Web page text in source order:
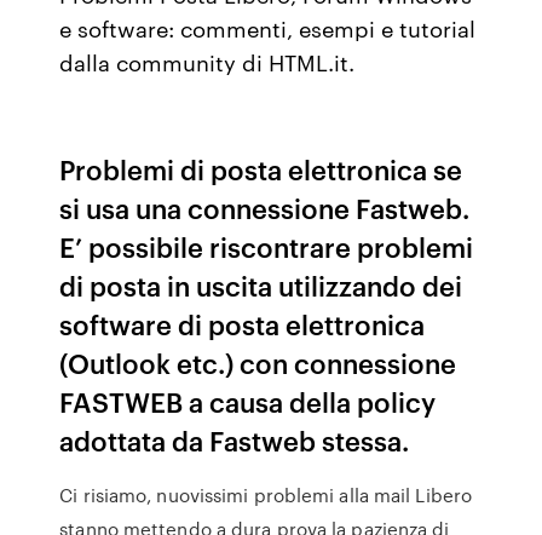
e software: commenti, esempi e tutorial
dalla community di HTML.it.
Problemi di posta elettronica se
si usa una connessione Fastweb.
E’ possibile riscontrare problemi
di posta in uscita utilizzando dei
software di posta elettronica
(Outlook etc.) con connessione
FASTWEB a causa della policy
adottata da Fastweb stessa.
Ci risiamo, nuovissimi problemi alla mail Libero
stanno mettendo a dura prova la pazienza di